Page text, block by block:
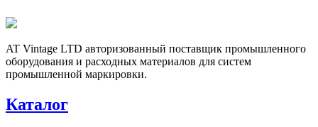
AT Vintage LTD авторизованный поставщик промышленного
оборудования и расходных материалов для систем
промышленной маркировки.
Каталог